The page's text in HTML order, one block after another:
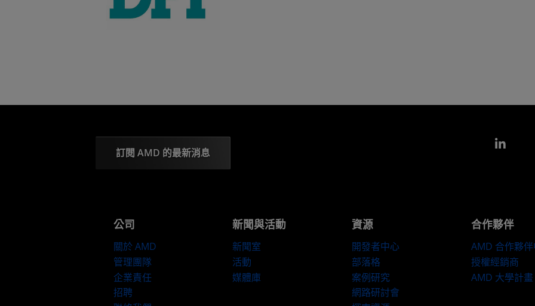
訂閱 AMD 的最新消息
公司
關於 AMD
管理團隊
企業責任
招聘
新聞與活動
新聞室
活動
媒體庫
資源
開發者中心
部落格
案例研究
網路研討會
合作夥伴
AMD 合作夥
授權經銷商
AMD 大學計畫